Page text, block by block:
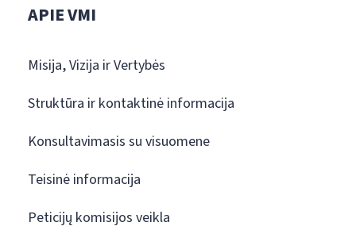
APIE VMI
Misija, Vizija ir Vertybės
Struktūra ir kontaktinė informacija
Konsultavimasis su visuomene
Teisinė informacija
Peticijų komisijos veikla